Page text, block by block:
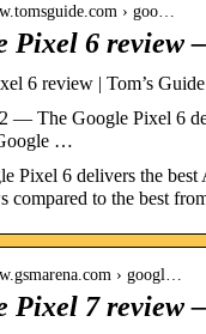
› goo…
Pixel 6 review
6 review | Tom’s Guide
— The Google Pixel 6
…
Pixel 6 delivers the best
compared to the best
› googl…
Pixel 7 review